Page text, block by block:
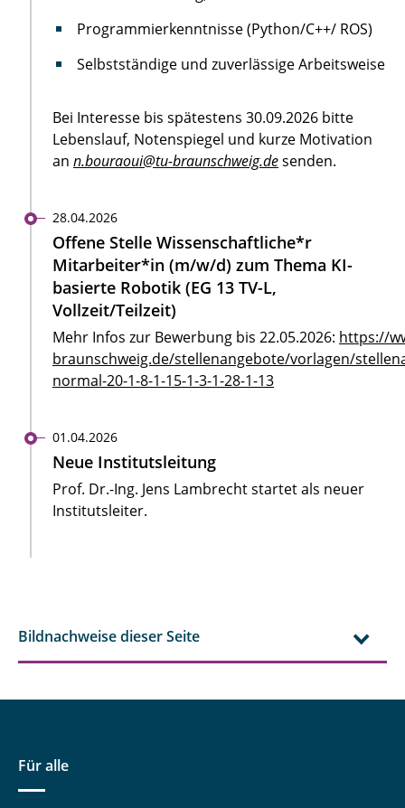
Programmierkenntnisse (Python/C++/ ROS)
Selbstständige und zuverlässige Arbeitsweise
Bei Interesse bis spätestens 30.09.2026 bitte
Lebenslauf, Notenspiegel und kurze Motivation
an n.bouraoui@tu-braunschweig.desenden.
28.04.2026
Offene Stelle Wissenschaftliche*r
Mitarbeiter*in (m/w/d) zum Thema KI-
basierte Robotik (EG 13 TV-L,
Vollzeit/Teilzeit)
Mehr Infos zur Bewerbung bis 22.05.2026: https://
braunschweig.de/stellenangebote/vorlagen/
normal-20-1-8-1-15-1-3-1-28-1-13
01.04.2026
Neue Institutsleitung
Prof. Dr.-Ing. Jens Lambrecht startet als neuer
Institutsleiter.
Bildnachweise dieser Seite
Für alle